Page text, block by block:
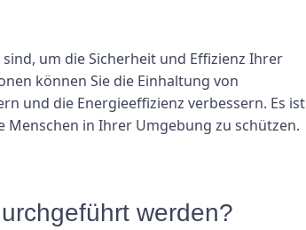
um die Sicherheit und Effizienz Ihrer
können Sie die Einhaltung von
und die Energieeffizienz verbessern. Es ist
in Ihrer Umgebung zu schützen.
werden?